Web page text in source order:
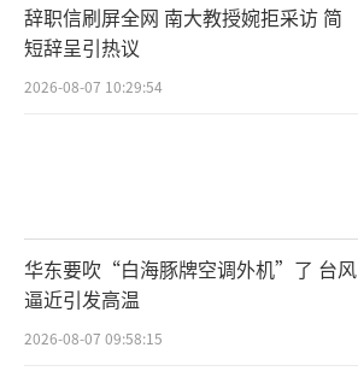
辞职信刷屏全网 南大教授婉拒采访 简
短辞呈引热议
2026-08-07 10:29:54
华东要吹“白海豚牌空调外机”了 台风
逼近引发高温
2026-08-07 09:58:15